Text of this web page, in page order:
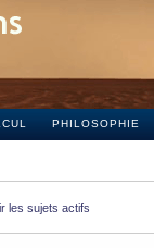
PHILOSOPHIE
les sujets actifs